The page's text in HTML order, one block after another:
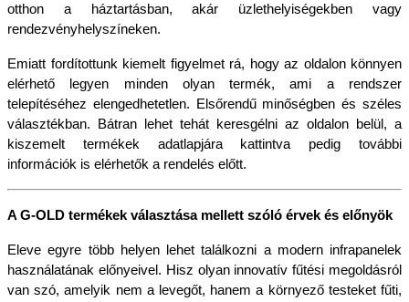
otthon a háztartásban, akár üzlethelyiségekben vagy
rendezvényhelyszíneken.
Emiatt fordítottunk kiemelt figyelmet rá, hogy az oldalon könnyen
elérhető legyen minden olyan termék, ami a rendszer
telepítéséhez elengedhetetlen. Elsőrendű minőségben és széles
választékban. Bátran lehet tehát keresgélni az oldalon belül, a
kiszemelt termékek adatlapjára kattintva pedig további
információk is elérhetők a rendelés előtt.
A G-OLD termékek választása mellett szóló érvek és előnyök
Eleve egyre több helyen lehet találkozni a modern infrapanelek
használatának előnyeivel. Hisz olyan innovatív fűtési megoldásról
van szó, amelyik nem a levegőt, hanem a környező testeket fűti,